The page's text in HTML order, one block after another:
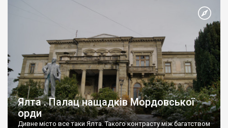
Ялта . Палац нащадків Мордовської
орди
Дивне місто все таки Ялта. Такого контрасту між багатством